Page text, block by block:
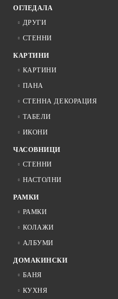
ОГЛЕДАЛА
ДРУГИ
СТЕННИ
КАРТИНИ
КАРТИНИ
ПАНА
СТЕННА ДЕКОРАЦИЯ
ТАБЕЛИ
ИКОНИ
ЧАСОВНИЦИ
СТЕННИ
НАСТОЛНИ
РАМКИ
РАМКИ
КОЛАЖИ
АЛБУМИ
ДОМАКИНСКИ
БАНЯ
КУХНЯ